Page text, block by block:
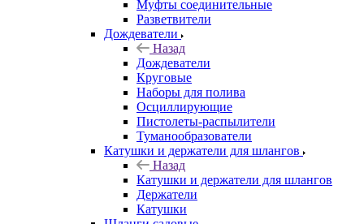
Муфты соединительные
Разветвители
Дождеватели
Назад
Дождеватели
Круговые
Наборы для полива
Осциллирующие
Пистолеты-распылители
Туманообразователи
Катушки и держатели для шлангов
Назад
Катушки и держатели для шлангов
Держатели
Катушки